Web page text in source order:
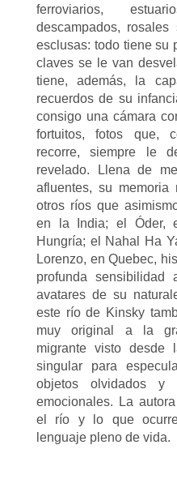
ferroviarios,
descampados, rosales
esclusas: todo tiene su
claves se le van
tiene, además, la
recuerdos de su
consigo una cámara
fortuitos, fotos que,
recorre, siempre le
revelado. Llena de
afluentes, su
otros ríos que
en la India; el Óder,
Hungría; el Nahal Ha
Lorenzo, en Quebec,
profunda
avatares de su
este río de Kinsky
muy original a la
migrante visto desde
singular para
objetos olvidados y
emocionales. La
el río y lo que
lenguaje pleno de vida.